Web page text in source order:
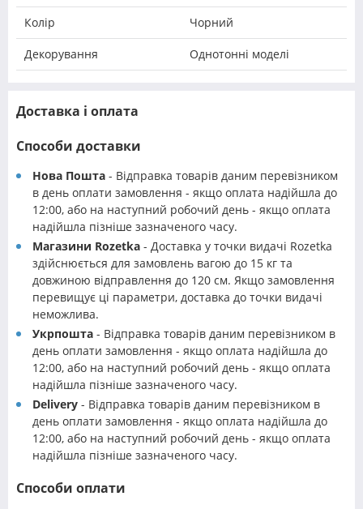
Колір Чорний
Декорування Однотонні моделі
Доставка і оплата
Способи доставки
Нова Пошта - Відправка товарів даним перевізником
в день оплати замовлення - якщо оплата надійшла до
12:00, або на наступний робочий день - якщо оплата
надійшла пізніше зазначеного часу.
Магазини Rozetka - Доставка у точки видачі Rozetka
здійснюється для замовлень вагою до 15 кг та
довжиною відправлення до 120 см. Якщо замовлення
перевищує ці параметри, доставка до точки видачі
неможлива.
Укрпошта - Відправка товарів даним перевізником в
день оплати замовлення - якщо оплата надійшла до
12:00, або на наступний робочий день - якщо оплата
надійшла пізніше зазначеного часу.
Delivery - Відправка товарів даним перевізником в
день оплати замовлення - якщо оплата надійшла до
12:00, або на наступний робочий день - якщо оплата
надійшла пізніше зазначеного часу.
Способи оплати